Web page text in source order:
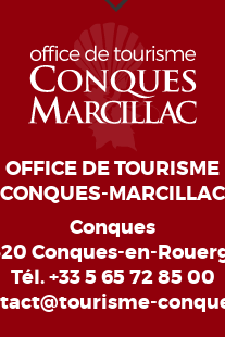
OFFICE DE TOURISME
CONQUES-MARCILLAC
Conques
Conques-en-
Tél.+33 5 65 72 85 00